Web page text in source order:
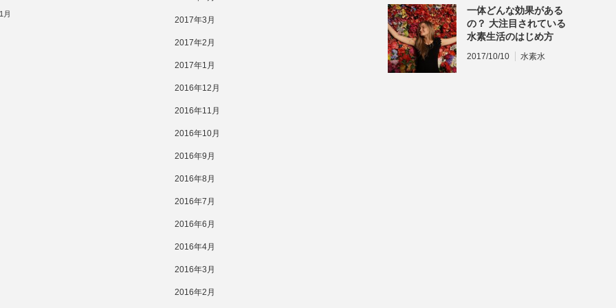
月
2017年3月
2017年2月
2017年1月
2016年12月
2016年11月
2016年10月
2016年9月
2016年8月
2016年7月
2016年6月
2016年4月
2016年3月
2016年2月
一体どんな効果がある
の？ 大注目されている
水素生活のはじめ方
2017/10/10 水素水